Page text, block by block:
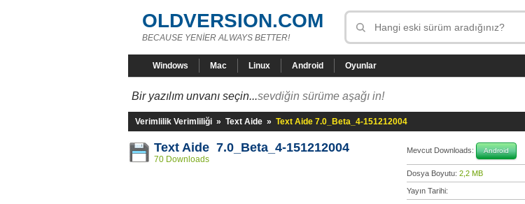
OLDVERSION.COM
BECAUSE YENİER ALWAYS BETTER!
Windows Mac Linux Android Oyunlar
Bir yazılım unvanı seçin...sevdiğin sürüme aşağı in!
Verimlilik Verimliliği » Text Aide » Text Aide 7.0_Beta_4-151212004
Text Aide 7.0_Beta_4-151212004
70 Downloads
Mevcut Downloads: Android
Dosya Boyutu: 2,2 MB
Yayın Tarihi: